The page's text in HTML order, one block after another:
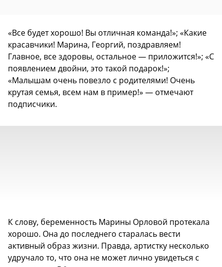
«Все будет хорошо! Вы отличная команда!»; «Какие
красавчики! Марина, Георгий, поздравляем!
Главное, все здоровы, остальное — приложится!»; «С
появлением двойни, это такой подарок!»;
«Малышам очень повезло с родителями! Очень
крутая семья, всем нам в пример!» — отмечают
подписчики.
К слову, беременность Марины Орловой протекала
хорошо. Она до последнего старалась вести
активный образ жизни. Правда, артистку несколько
удручало то, что она не может лично увидеться с